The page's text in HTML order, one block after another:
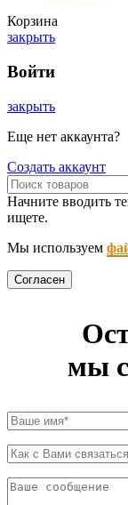
Корзина
закрыть
Войти
закрыть
Еще нет аккаунта?
Создать аккаунт
Начните вводить
ищете.
Мы используем
Согласен
мы